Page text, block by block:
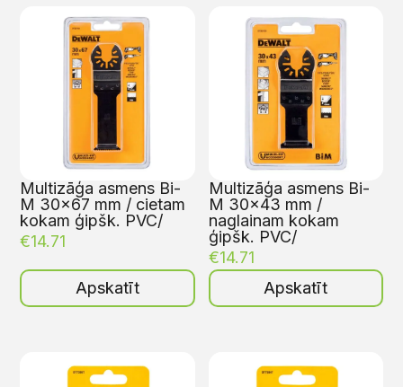
Multizāģa asmens Bi-
M 30×67 mm / cietam
kokam ģipšk. PVC/
€14.71
Apskatīt
Multizāģa asmens Bi-
M 30×43 mm /
naglainam kokam
ģipšk. PVC/
€14.71
Apskatīt